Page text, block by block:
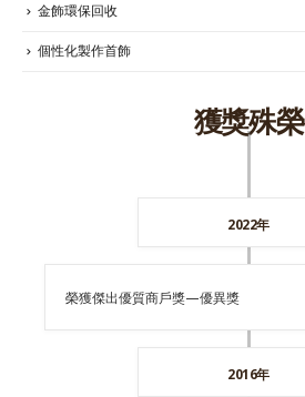
金飾環保回收
個性化製作首飾
獲獎殊榮
2022年
榮獲傑出優質商戶獎—優異獎
2016年